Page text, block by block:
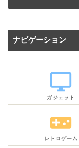
ナビゲーション
desktop_windows
ガジェット
videogame_asset
レトロゲーム